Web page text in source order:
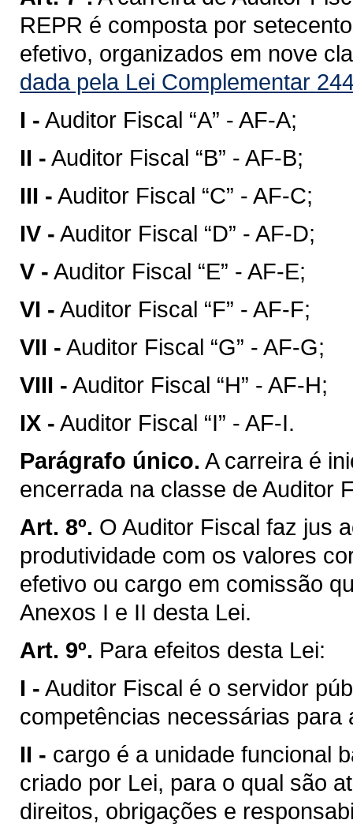
REPR é composta por
efetivo, organizados em nove
dada pela Lei Complementar
I - Auditor Fiscal “A” - AF-A;
II - Auditor Fiscal “B” - AF-B;
III - Auditor Fiscal “C” - AF-C;
IV - Auditor Fiscal “D” - AF-D;
V - Auditor Fiscal “E” - AF-E;
VI - Auditor Fiscal “F” - AF-F;
VII - Auditor Fiscal “G” - AF-G;
VIII - Auditor Fiscal “H” - AF-H;
IX - Auditor Fiscal “I” - AF-I.
Parágrafo único. A carreira é
encerrada na classe de Auditor
Art. 8º. O Auditor Fiscal faz jus
produtividade com os valores
efetivo ou cargo em comissão
Anexos I e II desta Lei.
Art. 9º. Para efeitos desta Lei:
I - Auditor Fiscal é o servidor
competências necessárias
II - cargo é a unidade funcional
criado por Lei, para o qual são
direitos, obrigações e